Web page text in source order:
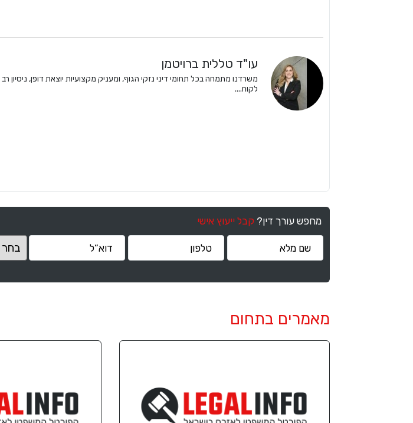
עו"ד טללית ברויטמן
משרדנו מתמחה בכל תחומי דיני נזקי הגוף, ומעניק מקצועיות יוצאת דופן, ניסיון
לקוח....
מחפש עורך דין? קבל ייעוץ אישי
מאמרים בתחום